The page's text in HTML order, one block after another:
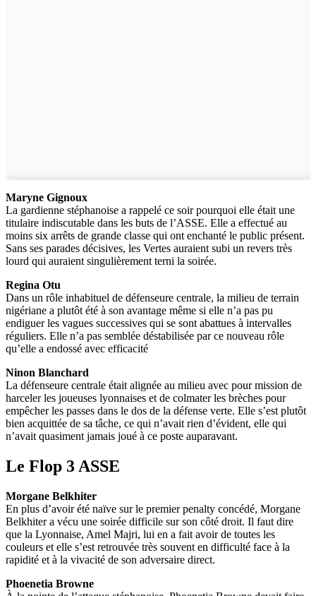
Maryne Gignoux
La gardienne stéphanoise a rappelé ce soir pourquoi elle était une
titulaire indiscutable dans les buts de l’ASSE. Elle a effectué au
moins six arrêts de grande classe qui ont enchanté le public présent.
Sans ses parades décisives, les Vertes auraient subi un revers très
lourd qui auraient singulièrement terni la soirée.
Regina Otu
Dans un rôle inhabituel de défenseure centrale, la milieu de terrain
nigériane a plutôt été à son avantage même si elle n’a pas pu
endiguer les vagues successives qui se sont abattues à intervalles
réguliers. Elle n’a pas semblée déstabilisée par ce nouveau rôle
qu’elle a endossé avec efficacité
Ninon Blanchard
La défenseure centrale était alignée au milieu avec pour mission de
harceler les joueuses lyonnaises et de colmater les brèches pour
empêcher les passes dans le dos de la défense verte. Elle s’est plutôt
bien acquittée de sa tâche, ce qui n’avait rien d’évident, elle qui
n’avait quasiment jamais joué à ce poste auparavant.
Le Flop 3 ASSE
Morgane Belkhiter
En plus d’avoir été naïve sur le premier penalty concédé, Morgane
Belkhiter a vécu une soirée difficile sur son côté droit. Il faut dire
que la Lyonnaise, Amel Majri, lui en a fait avoir de toutes les
couleurs et elle s’est retrouvée très souvent en difficulté face à la
rapidité et à la vivacité de son adversaire direct.
Phoenetia Browne